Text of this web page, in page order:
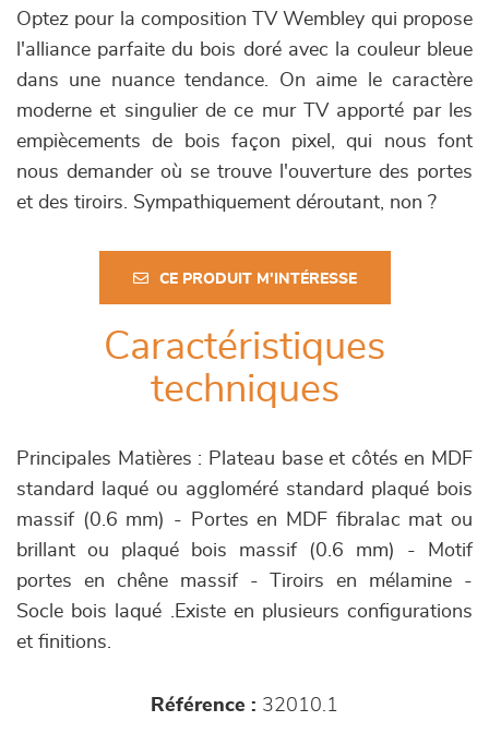
Optez pour la composition TV Wembley qui propose
l'alliance parfaite du bois doré avec la couleur bleue
dans une nuance tendance. On aime le caractère
moderne et singulier de ce mur TV apporté par les
empiècements de bois façon pixel, qui nous font
nous demander où se trouve l'ouverture des portes
et des tiroirs. Sympathiquement déroutant, non ?
CE PRODUIT M'INTÉRESSE
Caractéristiques
techniques
Principales Matières : Plateau base et côtés en MDF
standard laqué ou aggloméré standard plaqué bois
massif (0.6 mm) - Portes en MDF fibralac mat ou
brillant ou plaqué bois massif (0.6 mm) - Motif
portes en chêne massif - Tiroirs en mélamine -
Socle bois laqué .Existe en plusieurs configurations
et finitions.
Référence : 32010.1